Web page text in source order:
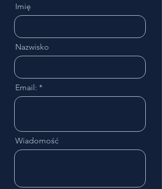
Imię
Nazwisko
Email:
Wiadomość